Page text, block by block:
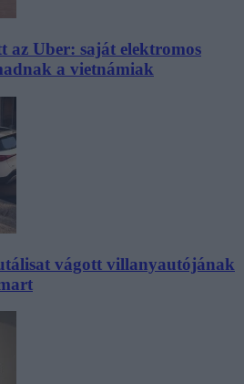
az Uber: saját elektromos
a vietnámiak
vágott villanyautójának